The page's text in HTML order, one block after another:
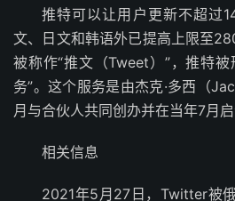
推特可以让用户更新不超过
文、日文和韩语外已提高上限至
被称作“推文（Tweet）”，推特
务”。这个服务是由杰克·多西（
月与合伙人共同创办并在当年7月启
相关信息
2021年5月27日，Twitter被